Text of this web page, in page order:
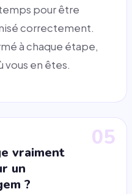
pour être
correctement.
à chaque étape,
vous en êtes.
05
vraiment
un
?